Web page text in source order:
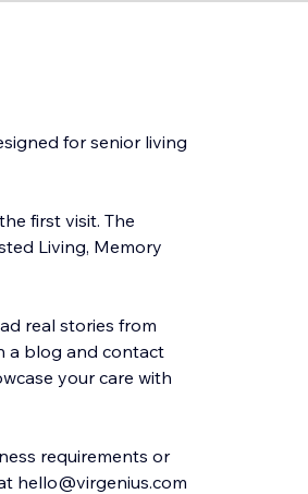
for senior living
first visit. The
Living, Memory
real stories from
a blog and contact
your care with
requirements or
hello@virgenius.com